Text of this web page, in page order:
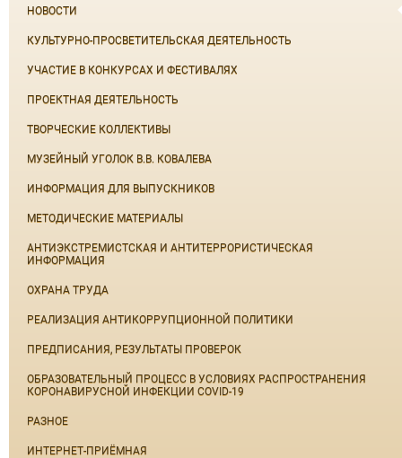
НОВОСТИ
КУЛЬТУРНО-ПРОСВЕТИТЕЛЬСКАЯ ДЕЯТЕЛЬНОСТЬ
УЧАСТИЕ В КОНКУРСАХ И ФЕСТИВАЛЯХ
ПРОЕКТНАЯ ДЕЯТЕЛЬНОСТЬ
ТВОРЧЕСКИЕ КОЛЛЕКТИВЫ
МУЗЕЙНЫЙ УГОЛОК В.В. КОВАЛЕВА
ИНФОРМАЦИЯ ДЛЯ ВЫПУСКНИКОВ
МЕТОДИЧЕСКИЕ МАТЕРИАЛЫ
АНТИЭКСТРЕМИСТСКАЯ И АНТИТЕРРОРИСТИЧЕСКАЯ
ИНФОРМАЦИЯ
ОХРАНА ТРУДА
РЕАЛИЗАЦИЯ АНТИКОРРУПЦИОННОЙ ПОЛИТИКИ
ПРЕДПИСАНИЯ, РЕЗУЛЬТАТЫ ПРОВЕРОК
ОБРАЗОВАТЕЛЬНЫЙ ПРОЦЕСС В УСЛОВИЯХ РАСПРОСТРАНЕНИЯ
КОРОНАВИРУСНОЙ ИНФЕКЦИИ COVID-19
РАЗНОЕ
ИНТЕРНЕТ-ПРИЁМНАЯ